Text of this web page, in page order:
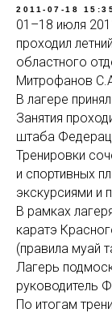
2011-07-18
01–18 июля
проходил
областного
Митрофанов
В лагере
Занятия
штаба
Тренировки
и спортивных
экскурсиями и
В рамках
каратэ
(правила муай
Лагерь
руководитель
По итогам